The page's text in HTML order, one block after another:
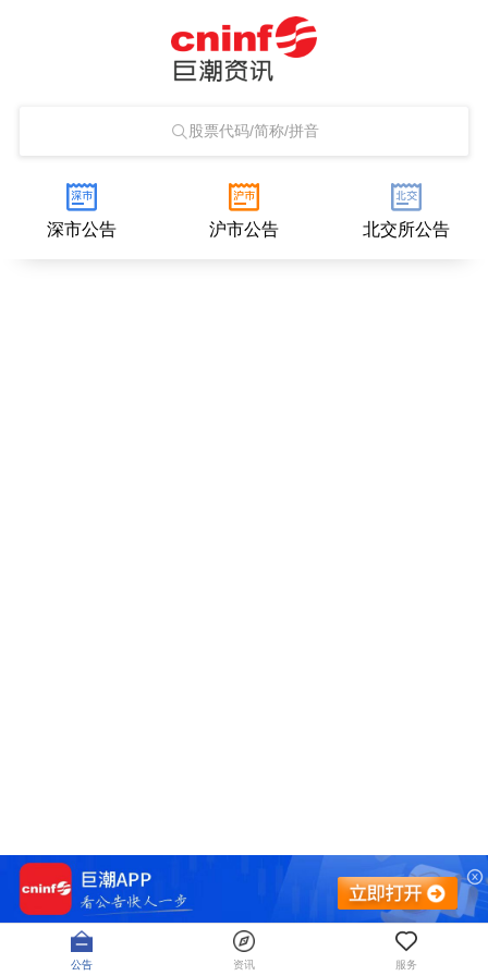
股票代码/简称/拼音
深市公告 沪市公告 北交所公告
公告 资讯 服务